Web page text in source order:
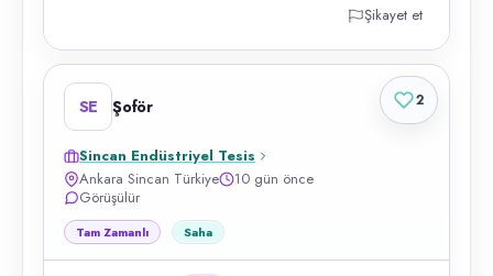
Şikayet et
SE Şoför
Sincan Endüstriyel Tesis
Ankara Sincan Türkiye
10 gün önce
Görüşülür
Tam Zamanlı Saha
2